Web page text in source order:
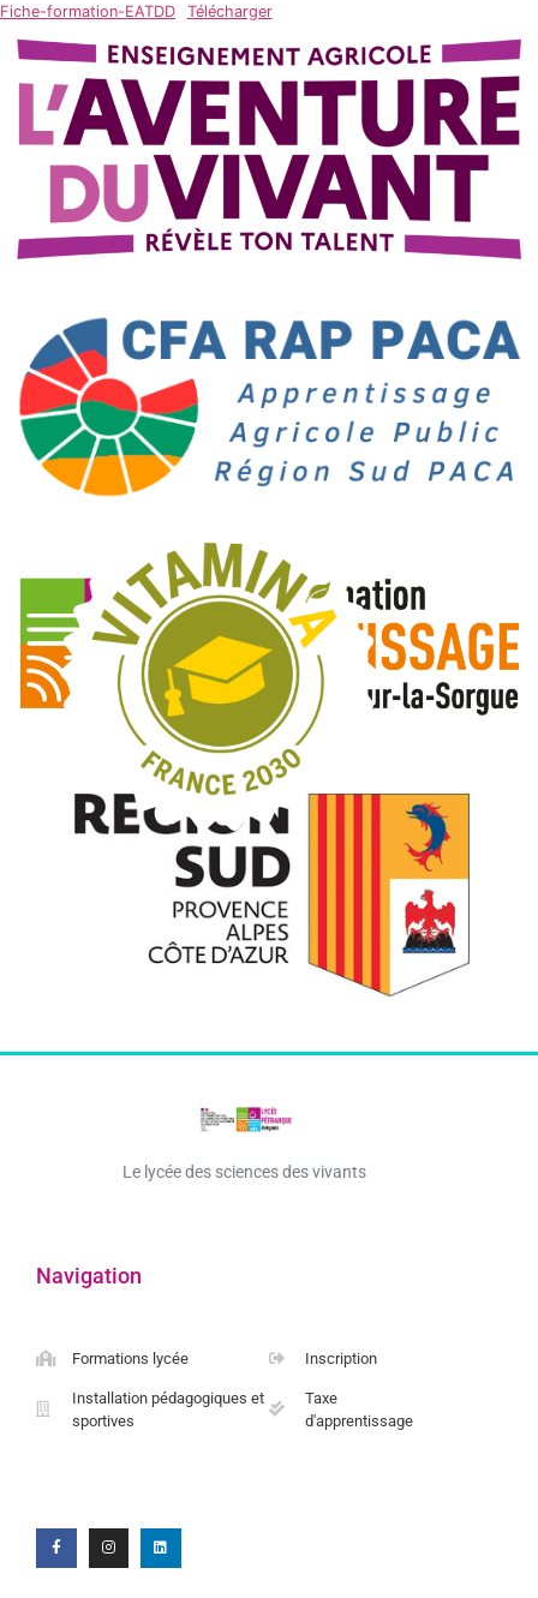
Fiche-formation-EATDD Télécharger
Le lycée des sciences des vivants
Navigation
Formations lycée
Installation pédagogiques et
sportives
Inscription
Taxe
d'apprentissage